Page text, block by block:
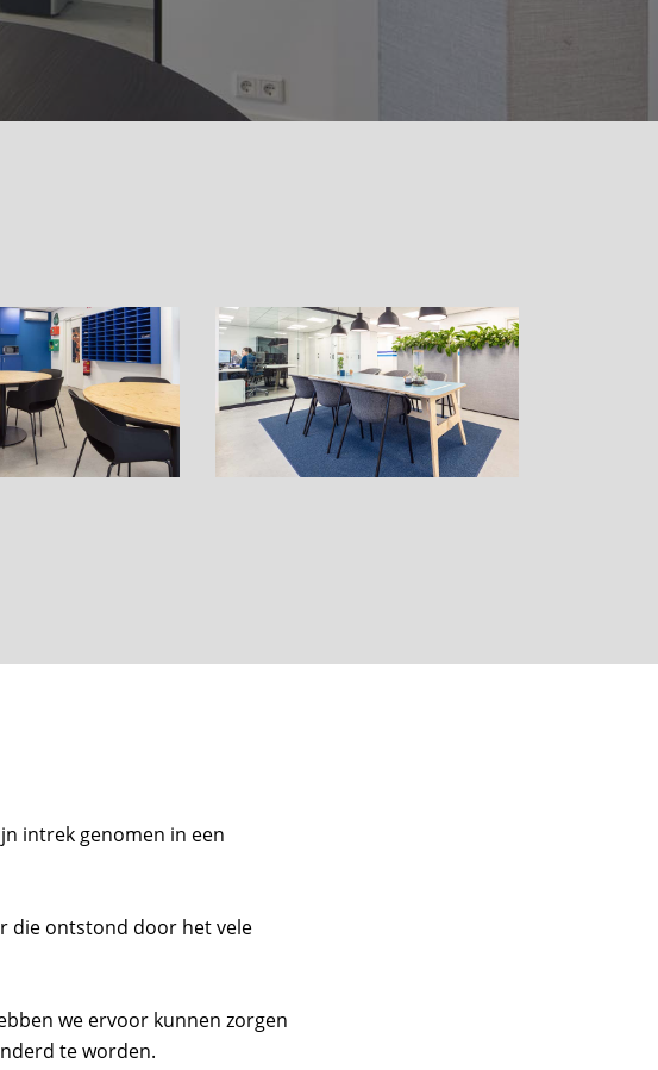
Pelser
Projecten
Kantoorinrichting
intrek genomen in een
die ontstond door het vele
we ervoor kunnen zorgen
te worden.